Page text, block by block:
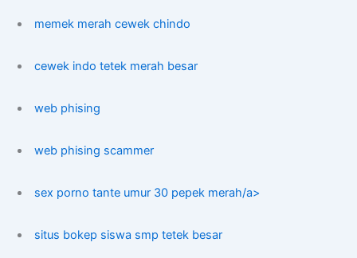
memek merah cewek chindo
cewek indo tetek merah besar
web phising
web phising scammer
sex porno tante umur 30 pepek merah/a>
situs bokep siswa smp tetek besar